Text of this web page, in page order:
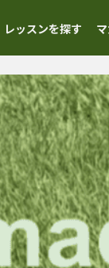
レッスンを探す